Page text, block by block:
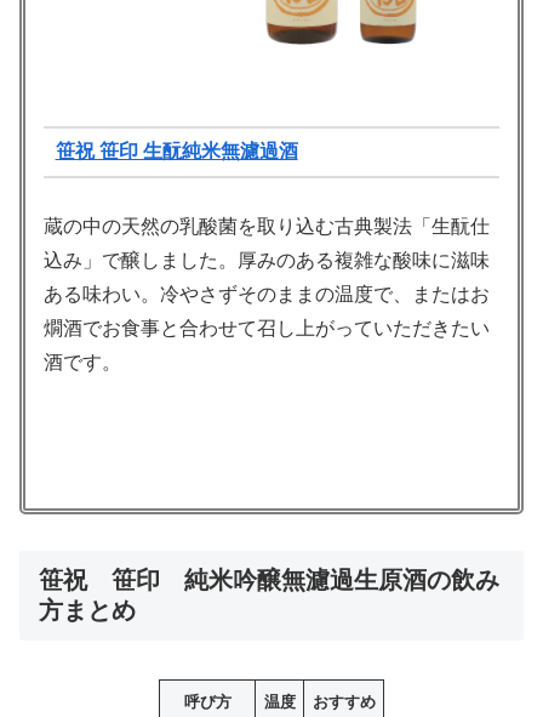
笹祝 笹印 生酛純米無濾過酒
蔵の中の天然の乳酸菌を取り込む古典製法「生酛仕
込み」で醸しました。厚みのある複雑な酸味に滋味
ある味わい。冷やさずそのままの温度で、またはお
燗酒でお食事と合わせて召し上がっていただきたい
酒です。
笹祝 笹印 純米吟醸無濾過生原酒の飲み
方まとめ
呼び方 温度 おすすめ